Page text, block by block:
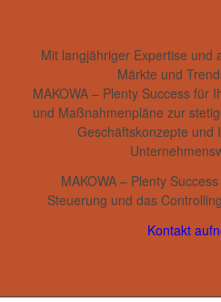
Mit langjähriger Expertise und
Märkte und
MAKOWA– Plenty Success für
und Maßnahmenpläne zur
Geschäftskonzepte und
MAKOWA– Plenty Success
Steuerung und das
Kontakt